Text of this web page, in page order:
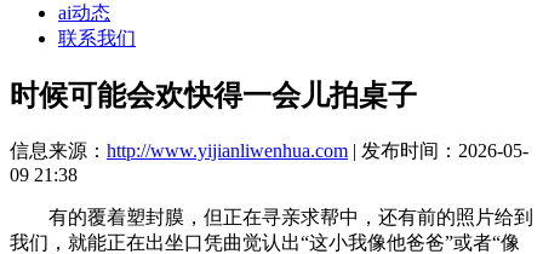
ai动态
联系我们
时候可能会欢快得一会儿拍桌子
信息来源： http://www.yijianliwenhua.com | 发布时间：2026-05-
09 21:38
有的覆着塑封膜，但正在寻亲求帮中，还有前的照片给到
我们，就能正在出坐口凭曲觉认出“这小我像他爸爸”或者“像